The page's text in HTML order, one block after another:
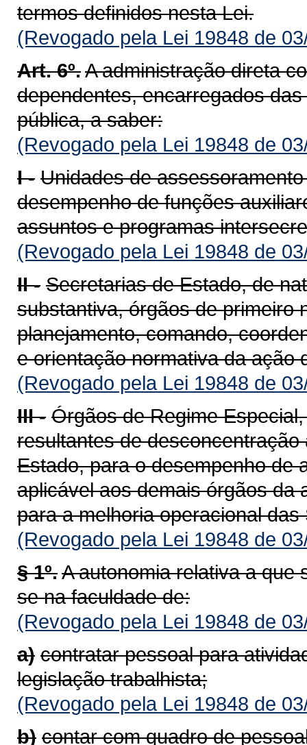
termos definidos nesta Lei.
(Revogado pela Lei 19848 de
Art. 6º.A administração direta
dependentes, encarregados
pública, a saber:
(Revogado pela Lei 19848 de
I - Unidades de
desempenho de funções
assuntos e programas
(Revogado pela Lei 19848 de
II - Secretarias de Estado, de
substantiva, órgãos de primeiro
planejamento, comando,
e orientação normativa da ação
(Revogado pela Lei 19848 de
III - Órgãos de Regime
resultantes de
Estado, para o desempenho de
aplicável aos demais órgãos da
para a melhoria operacional das
(Revogado pela Lei 19848 de
§ 1º.A autonomia relativa a que
se na faculdade de:
(Revogado pela Lei 19848 de
a) contratar pessoal para
legislação trabalhista;
(Revogado pela Lei 19848 de
b) contar com quadro de